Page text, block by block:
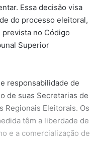
Essa decisão visa
do processo eleitoral,
no Código
Superior
responsabilidade de
de suas Secretarias de
Regionais Eleitorais. Os
têm a liberdade de
e a comercialização de